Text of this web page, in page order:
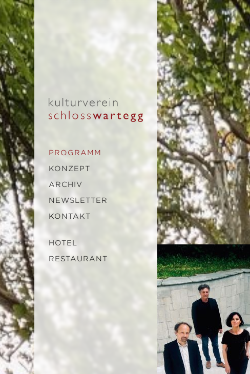
PROGRAMM
KONZEPT
ARCHIV
NEWSLETTER
KONTAKT
HOTEL
RESTAURANT